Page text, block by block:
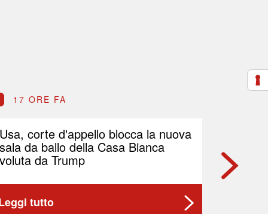
17 ORE FA
Usa, corte d'appello blocca la nuova
sala da ballo della Casa Bianca
voluta da Trump
tutto